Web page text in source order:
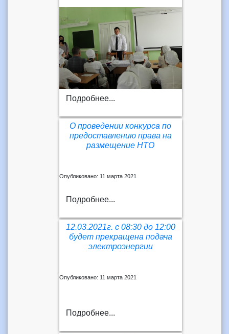
Подробнее...
О проведении конкурса по
предоставлению права на
размещение НТО
Опубликовано: 11 марта 2021
Подробнее...
12.03.2021г. с 08:30 до 12:00
будет прекращена подача
электроэнергии
Опубликовано: 11 марта 2021
Подробнее...